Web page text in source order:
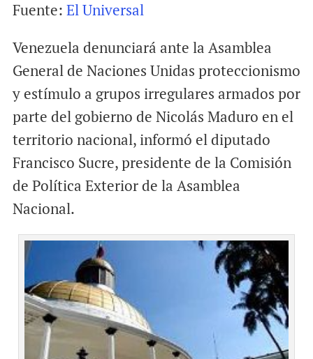
a
l
c
b
o
k
a
s
p
Fuente: El Universal
Venezuela denunciará ante la Asamblea
General de Naciones Unidas proteccionismo
y estímulo a grupos irregulares armados por
parte del gobierno de Nicolás Maduro en el
territorio nacional, informó el diputado
Francisco Sucre, presidente de la Comisión
de Política Exterior de la Asamblea
Nacional.